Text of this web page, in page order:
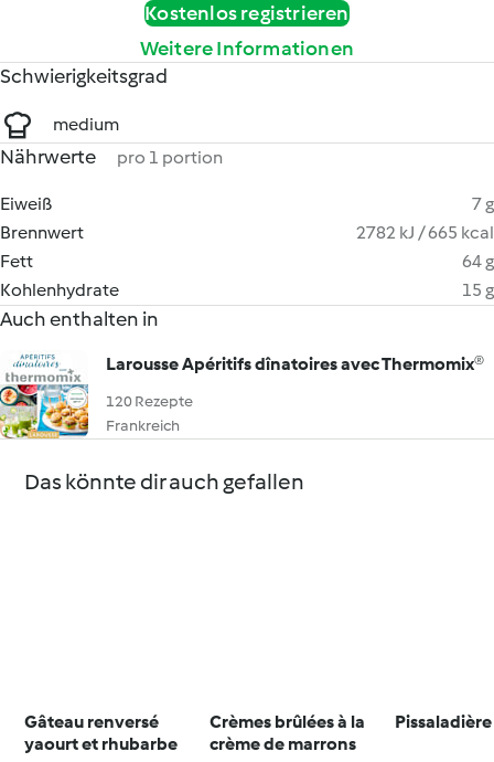
Kostenlos registrieren
Weitere Informationen
Schwierigkeitsgrad
medium
Nährwerte pro 1 portion
Eiweiß
7 g
Brennwert
2782 kJ / 665 kcal
Fett
64 g
Kohlenhydrate
15 g
Auch enthalten in
Larousse Apéritifs dînatoires avec Thermomix®
120 Rezepte
Frankreich
Das könnte dir auch gefallen
Gâteau renversé
yaourt et rhubarbe
Crèmes brûlées à la
crème de marrons